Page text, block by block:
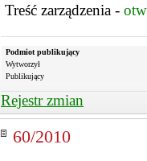
Treść zarządzenia -
Podmiot publikujący
Wytworzył
Publikujący
Rejestr zmian
60/2010